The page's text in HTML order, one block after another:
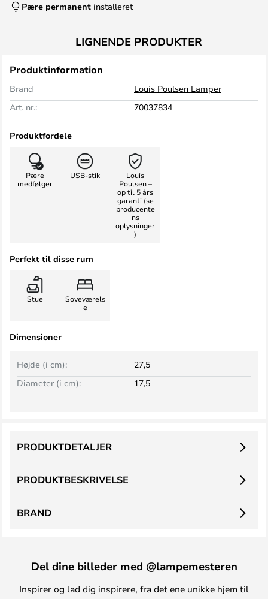
Pære permanent installeret
LIGNENDE PRODUKTER
Produktinformation
Brand
Louis Poulsen Lamper
Art. nr.:
70037834
Produktfordele
Pære
medfølger
USB-stik
Louis
Poulsen –
op til 5 års
garanti (se
producente
ns
oplysninger
)
Perfekt til disse rum
Stue
Soveværels
e
Dimensioner
Højde (i cm):
27,5
Diameter (i cm):
17,5
PRODUKTBESKRIVELSE
PRODUKTDETALJER
BRAND
Del dine billeder med @lampemesteren
Inspirer og lad dig inspirere, fra det ene unikke hjem til